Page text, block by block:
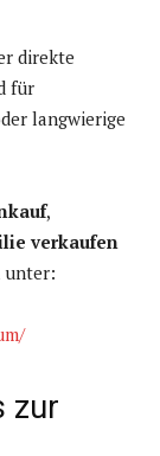
direkte
für
langwierige
,
verkaufen
unter:
zur